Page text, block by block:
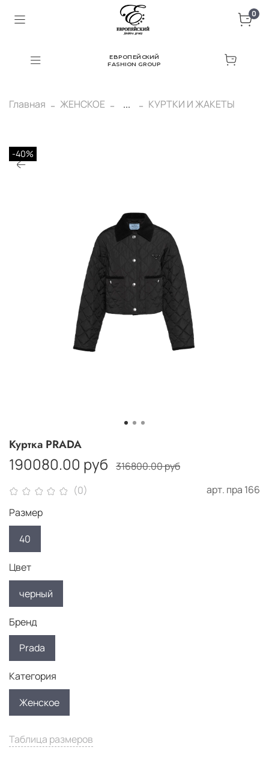
0
ЕВРОПЕЙСКИЙ
FASHION GROUP
Главная ЖЕНСКОЕ ... КУРТКИ И ЖАКЕТЫ
-40%
(0) арт. пра 166
Куртка PRADA
190080.00 руб 316800.00 руб
Таблица размеров
Размер
40
Цвет
черный
Бренд
Prada
Категория
Женское